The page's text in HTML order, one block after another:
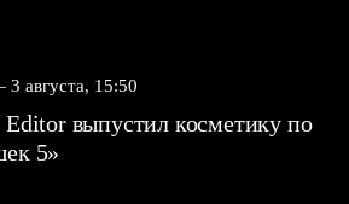
3 августа, 15:50
Editor выпустил косметику по
5»